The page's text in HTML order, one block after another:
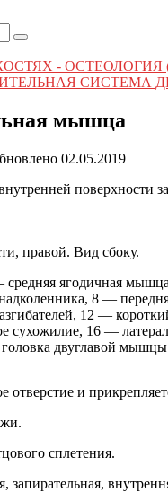
-
мышца
02.05.2019
поверхности
правой. Вид сбоку.
ягодичная
8 —
12 —
сухожилие, 16 —
двуглавой
отверстие и
сплетения.
запирательная,